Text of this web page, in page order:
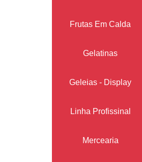
Frutas Em Calda
Gelatinas
Geleias - Display
Linha Profissinal
Mercearia